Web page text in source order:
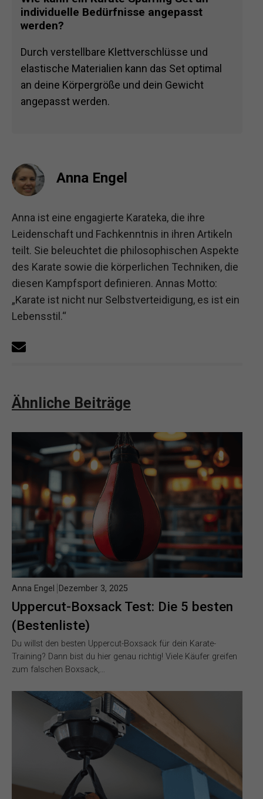
individuelle Bedürfnisse angepasst
werden?
Durch verstellbare Klettverschlüsse und
elastische Materialien kann das Set optimal
an deine Körpergröße und dein Gewicht
angepasst werden.
Anna Engel
Anna ist eine engagierte Karateka, die ihre
Leidenschaft und Fachkenntnis in ihren Artikeln
teilt. Sie beleuchtet die philosophischen Aspekte
des Karate sowie die körperlichen Techniken, die
diesen Kampfsport definieren. Annas Motto:
„Karate ist nicht nur Selbstverteidigung, es ist ein
Lebensstil.“
Ähnliche Beiträge
Uppercut-Boxsack Test: Die 5 besten
(Bestenliste)
Anna Engel Dezember 3, 2025
Du willst den besten Uppercut-Boxsack für dein Karate-
Training? Dann bist du hier genau richtig! Viele Käufer greifen
zum falschen Boxsack,…